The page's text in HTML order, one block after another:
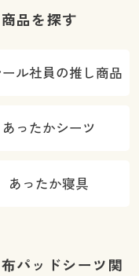
品を探す
ル社員の推し商品
あったかシーツ
あったか寝具
パッドシーツ関